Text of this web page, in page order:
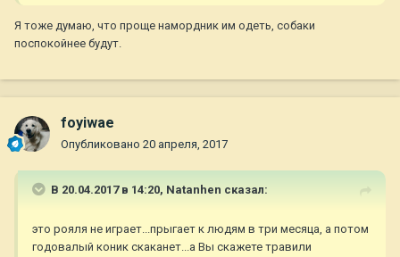
Я тоже думаю, что проще намордник им одеть, собаки
поспокойнее будут.
foyiwae
Опубликовано 20 апреля, 2017
В 20.04.2017 в 14:20, Natanhen сказал:
это рояля не играет...прыгает к людям в три месяца, а потом
годовалый коник скаканет...а Вы скажете травили